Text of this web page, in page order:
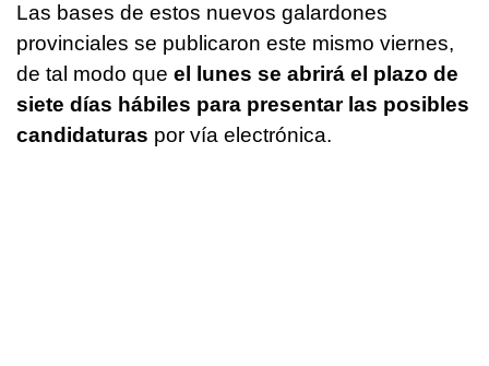
Las bases de estos nuevos galardones
provinciales se publicaron este mismo viernes,
de tal modo que el lunes se abrirá el plazo de
siete días hábiles para presentar las posibles
candidaturas por vía electrónica.